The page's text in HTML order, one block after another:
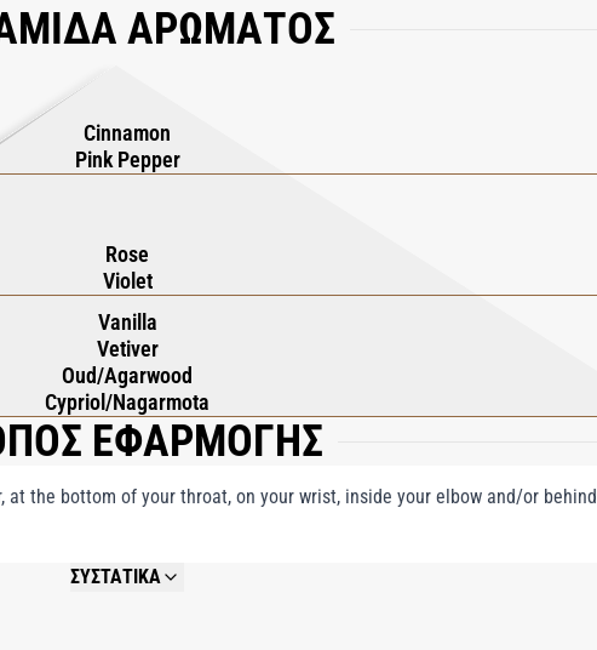
ΑΡΩΜΑΤΟΣ
Cinnamon
Pink Pepper
Rose
Violet
Vanilla
Vetiver
Oud/Agarwood
Cypriol/Nagarmota
ΕΦΑΡΜΟΓΗΣ
at the bottom of your throat, on your wrist, inside your elbow and/or behind
ΣΥΣΤΑΤΙΚΑ